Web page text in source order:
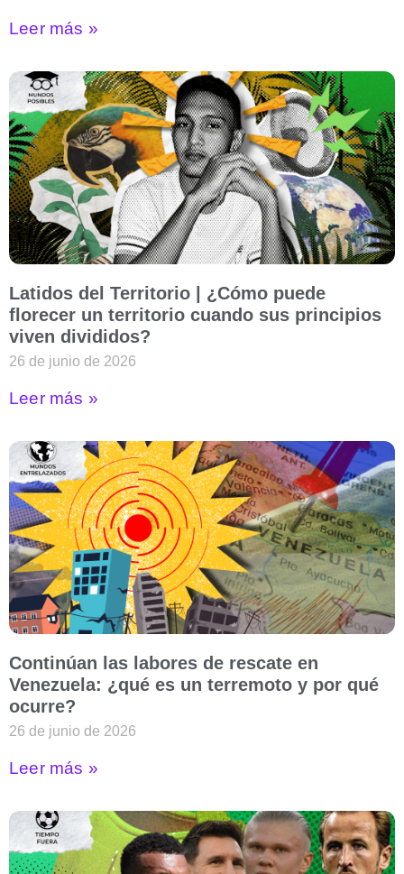
Leer más »
Latidos del Territorio | ¿Cómo puede
florecer un territorio cuando sus principios
viven divididos?
26 de junio de 2026
Leer más »
Continúan las labores de rescate en
Venezuela: ¿qué es un terremoto y por qué
ocurre?
26 de junio de 2026
Leer más »